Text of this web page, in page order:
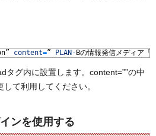
” content=” PLAN - Bの情報発信メディア「
タグ内に設置します。content=””の中
て利用してください。
ンを使用する